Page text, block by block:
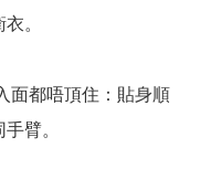
。
面都唔頂住：貼身順
臂。